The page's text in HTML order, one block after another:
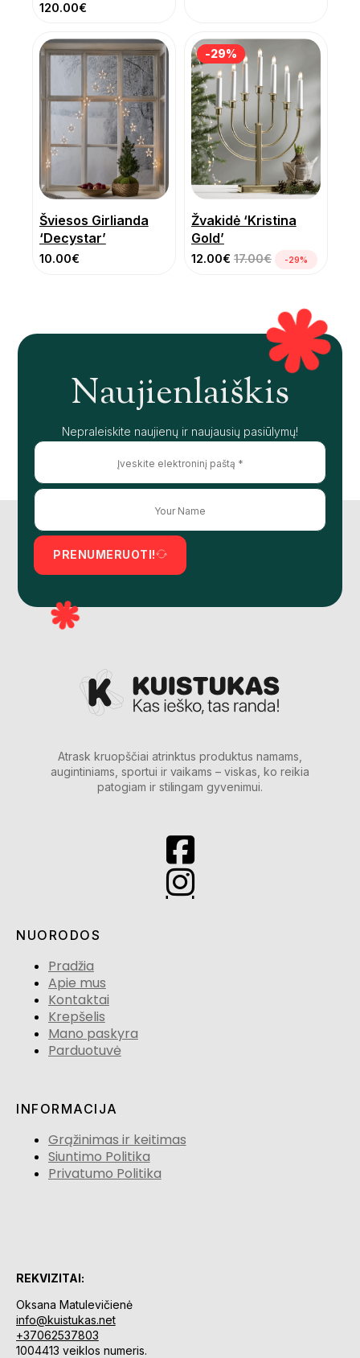
120.00€
Šviesos Girlianda
‘Decystar’
10.00€
Žvakidė ‘Kristina
Gold’
12.00€ 17.00€
-29%
-29%
-29%
Naujienlaiškis
Nepraleiskite naujienų ir naujausių pasiūlymų!
PRENUMERUOTI!
Atrask kruopščiai atrinktus produktus namams,
augintiniams, sportui ir vaikams – viskas, ko reikia
patogiam ir stilingam gyvenimui.
NUORODOS
Pradžia
Apie mus
Kontaktai
Krepšelis
Mano paskyra
Parduotuvė
INFORMACIJA
Grąžinimas ir keitimas
Siuntimo Politika
Privatumo Politika
REKVIZITAI:
Oksana Matulevičienė
info@kuistukas.net
+37062537803
1004413 veiklos numeris.